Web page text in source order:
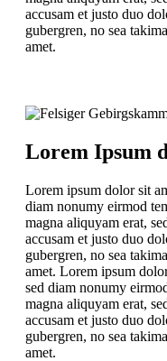
accusam et justo duo
gubergren, no sea
amet.
Lorem Ipsum
Lorem ipsum dolor sit
diam nonumy eirmod
magna aliquyam erat,
accusam et justo duo
gubergren, no sea
amet. Lorem ipsum
sed diam nonumy
magna aliquyam erat,
accusam et justo duo
gubergren, no sea
amet.